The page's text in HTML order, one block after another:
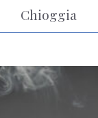
Chioggia